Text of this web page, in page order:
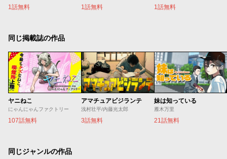
1話無料 1話無料 1話無料
同じ掲載誌の作品
ヤニねこ
にゃんにゃんファクトリー
107話無料
アマチュアビジランテ
浅村壮平/内藤光太郎
3話無料
妹は知っている
雁木万里
21話無料
同じジャンルの作品